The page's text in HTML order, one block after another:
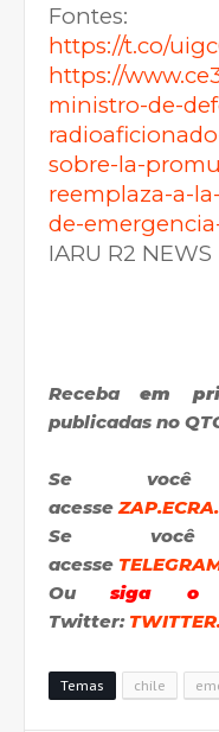
Fontes:
https://t.co/
https://
ministro-de-
sobre-la-
reemplaza-a-
de-
IARU R2 NEWS
Recebaem
publicadas no
Se
acesse
Se
acesse
Ou siga o
Twitter:
Temas chile